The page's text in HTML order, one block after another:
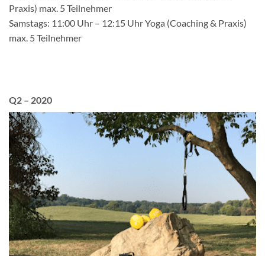
Praxis) max. 5 Teilnehmer
Samstags: 11:00 Uhr – 12:15 Uhr Yoga (Coaching & Praxis)
max. 5 Teilnehmer
Q2 – 2020